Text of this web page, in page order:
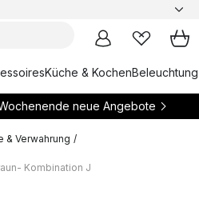
Küche & KochenBeleuchtung
neue Angebote
& Verwahrung /
Kombination J